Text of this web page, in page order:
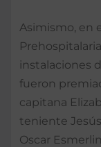
Asimismo, en
instalaciones
fueron
capitana
teniente
Oscar